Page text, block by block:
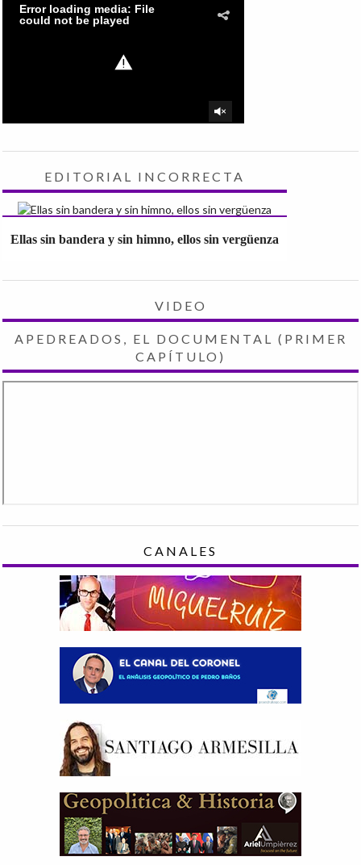
EDITORIAL INCORRECTA
Ellas sin bandera y sin himno, ellos sin vergüenza
VIDEO
APEDREADOS, EL DOCUMENTAL (PRIMER
CAPÍTULO)
CANALES